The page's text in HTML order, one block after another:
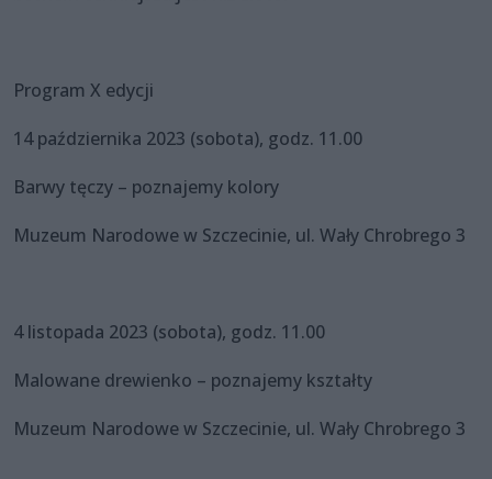
Program X edycji
14 października 2023 (sobota), godz. 11.00
Barwy tęczy – poznajemy kolory
Muzeum Narodowe w Szczecinie, ul. Wały Chrobrego 3
4 listopada 2023 (sobota), godz. 11.00
Malowane drewienko – poznajemy kształty
Muzeum Narodowe w Szczecinie, ul. Wały Chrobrego 3